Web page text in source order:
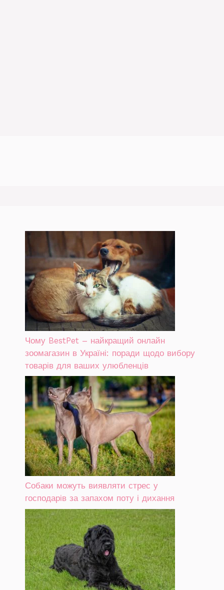
Чому BestPet – найкращий онлайн
зоомагазин в Україні: поради щодо вибору
товарів для ваших улюбленців
Собаки можуть виявляти стрес у
господарів за запахом поту і дихання